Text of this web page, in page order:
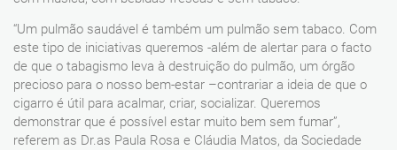
“Um pulmão saudável é também um pulmão sem tabaco. Com
este tipo de iniciativas queremos -além de alertar para o facto
de que o tabagismo leva à destruição do pulmão, um órgão
precioso para o nosso bem-estar –contrariar a ideia de que o
cigarro é útil para acalmar, criar, socializar. Queremos
demonstrar que é possível estar muito bem sem fumar”,
referem as Dr.as Paula Rosa e Cláudia Matos, da Sociedade